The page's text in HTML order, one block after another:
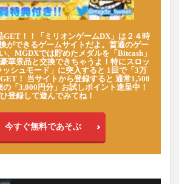
GET！！「ミリオンゲームDX」は２４時
ができるゲームサイトだよ。普通のゲー
、MGDXでは貯めたメダルを「Bitcash」
華景品と交換できちゃうよ！特にスロッ
ッシュモード」に突入すると 1回で「3万
！ 当サイトから登録すると 通常1,500
の「3,000円分」お試しポイント進呈中！
登録して遊んでみてね！
今すぐ無料であそぶ